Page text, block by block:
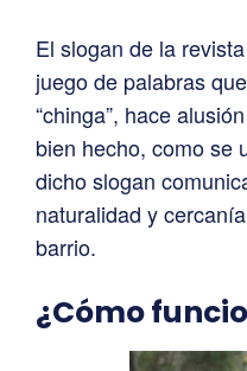
El slogan de la
juego de palabras
“chinga”, hace
bien hecho, como se
dicho slogan
naturalidad y
barrio.
¿Cómo